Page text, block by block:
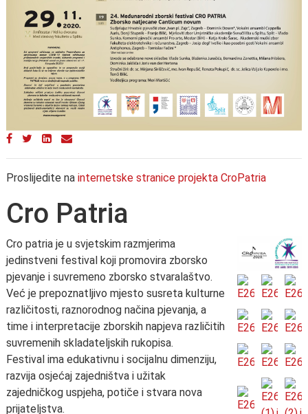
Proslijedite na internetske stranice projekta CroPatria
Cro Patria
Cro patria je u svjetskim razmjerima
jedinstveni festival koji promovira zborsko
pjevanje i suvremeno zborsko stvaralaštvo.
Već je prepoznatljivo mjesto susreta kulturne
različitosti, raznorodnog načina pjevanja, a
time i interpretacije zborskih napjeva različitih
suvremenih skladateljskih rukopisa.
Festival ima edukativnu i socijalnu dimenziju,
razvija osjećaj zajedništva i užitak
zajedničkog uspjeha, potiče i stvara nova
prijateljstva.